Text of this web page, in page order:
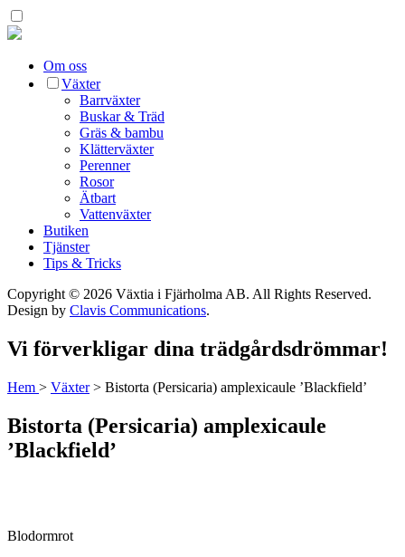
Om oss
Växter
Barrväxter
Buskar & Träd
Gräs & bambu
Klätterväxter
Perenner
Rosor
Ätbart
Vattenväxter
Butiken
Tjänster
Tips & Tricks
Copyright © 2026 Växtia i Fjärholma AB. All Rights Reserved.
Design by Clavis Communications.
Vi förverkligar dina trädgårdsdrömmar!
Hem > Växter> Bistorta (Persicaria) amplexicaule ’Blackfield’
Bistorta (Persicaria) amplexicaule
’Blackfield’
Blodormrot